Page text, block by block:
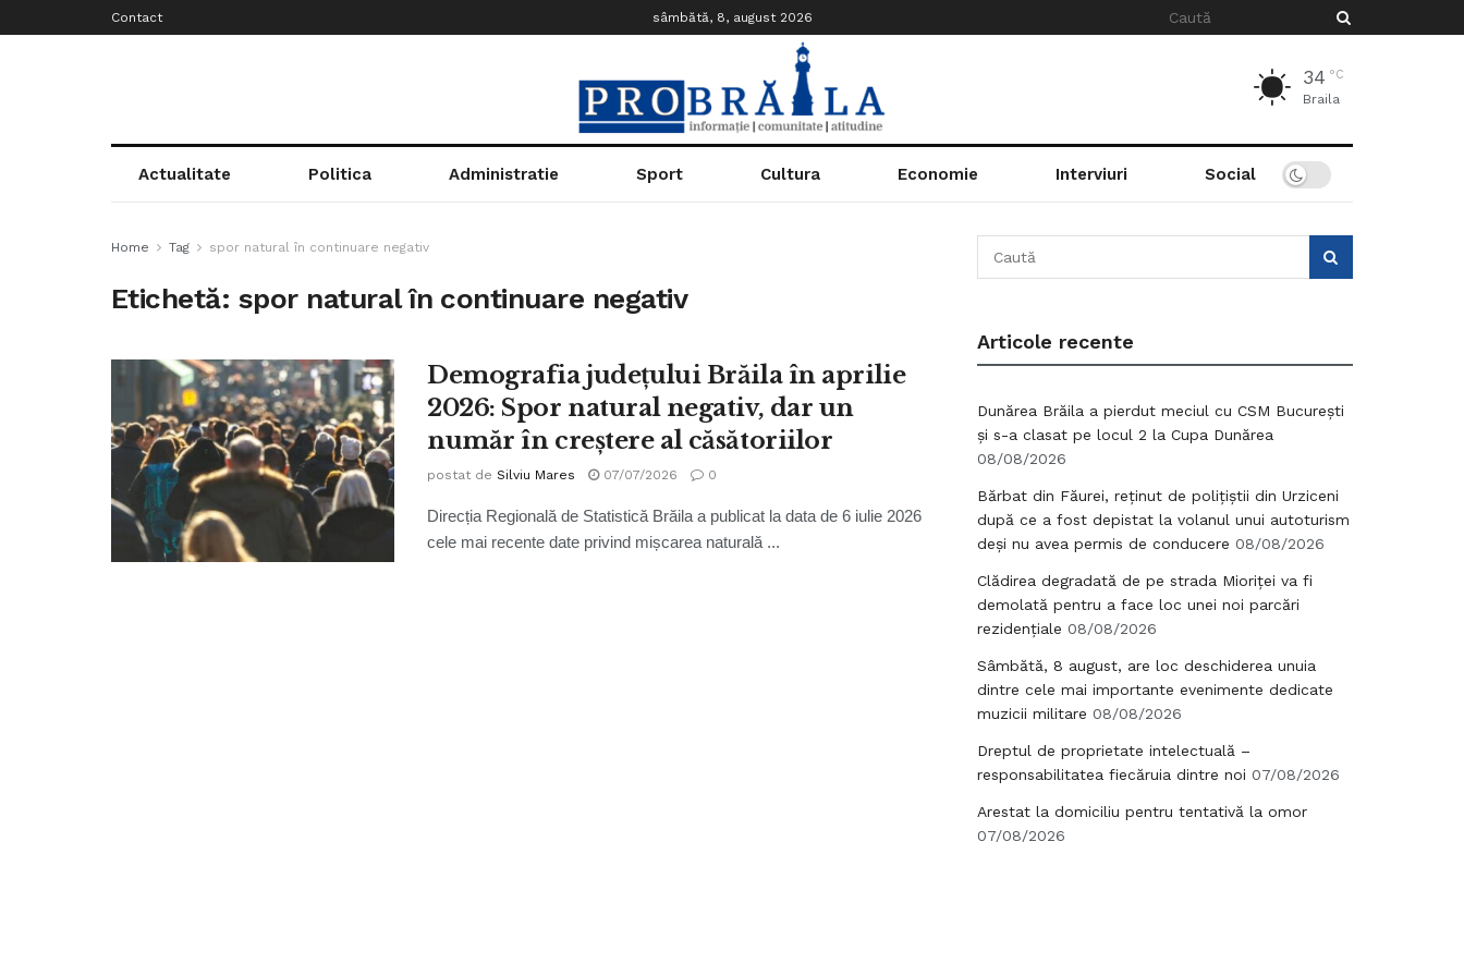
Contact sâmbătă, 8, august 2026
34 °C
Braila
Actualitate Politica Administratie Sport Cultura Economie Interviuri Social
Home Tag spor natural în continuare negativ
Etichetă: spor natural în continuare negativ
Demografia județului Brăila în aprilie
2026: Spor natural negativ, dar un
număr în creștere al căsătoriilor
postat de Silviu Mares 07/07/2026 0
Direcția Regională de Statistică Brăila a publicat la data de 6 iulie 2026
cele mai recente date privind mișcarea naturală ...
Articole recente
Dunărea Brăila a pierdut meciul cu CSM București
și s-a clasat pe locul 2 la Cupa Dunărea
08/08/2026
Bărbat din Făurei, reținut de polițiștii din Urziceni
după ce a fost depistat la volanul unui autoturism
deși nu avea permis de conducere 08/08/2026
Clădirea degradată de pe strada Mioriței va fi
demolată pentru a face loc unei noi parcări
rezidențiale 08/08/2026
Sâmbătă, 8 august, are loc deschiderea unuia
dintre cele mai importante evenimente dedicate
muzicii militare 08/08/2026
Dreptul de proprietate intelectuală –
responsabilitatea fiecăruia dintre noi 07/08/2026
Arestat la domiciliu pentru tentativă la omor
07/08/2026